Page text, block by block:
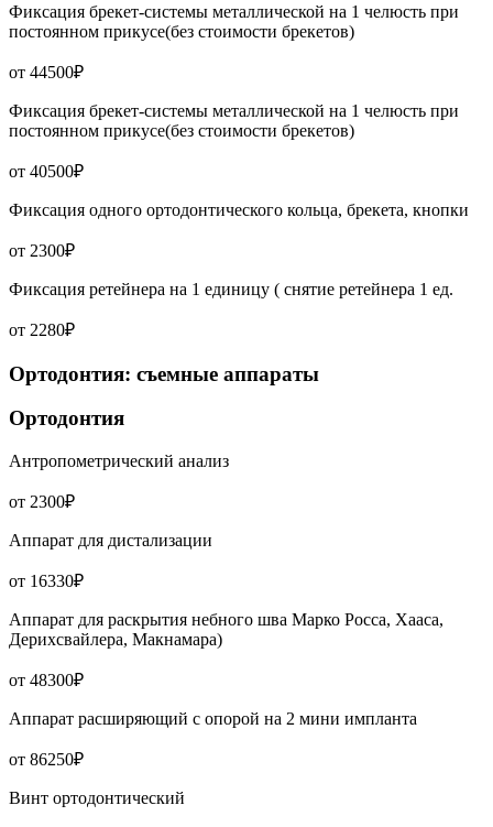
Фиксация брекет-системы металлической на 1 челюсть при
постоянном прикусе(без стоимости брекетов)
от 44500₽
Фиксация брекет-системы металлической на 1 челюсть при
постоянном прикусе(без стоимости брекетов)
от 40500₽
Фиксация одного ортодонтического кольца, брекета, кнопки
от 2300₽
Фиксация ретейнера на 1 единицу ( снятие ретейнера 1 ед.
от 2280₽
Ортодонтия: съемные аппараты
Ортодонтия
Антропометрический анализ
от 2300₽
Аппарат для дистализации
от 16330₽
Аппарат для раскрытия небного шва Марко Росса, Хааса,
Дерихсвайлера, Макнамара)
от 48300₽
Аппарат расширяющий с опорой на 2 мини импланта
от 86250₽
Винт ортодонтический